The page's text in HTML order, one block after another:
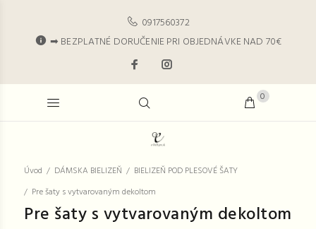
0917560372
➡ BEZPLATNÉ DORUČENIE PRI OBJEDNÁVKE NAD 70€
0
Úvod DÁMSKA BIELIZEŇ
BIELIZEŇ POD PLESOVÉ ŠATY
Pre šaty s vytvarovaným dekoltom
Pre šaty s vytvarovaným dekoltom